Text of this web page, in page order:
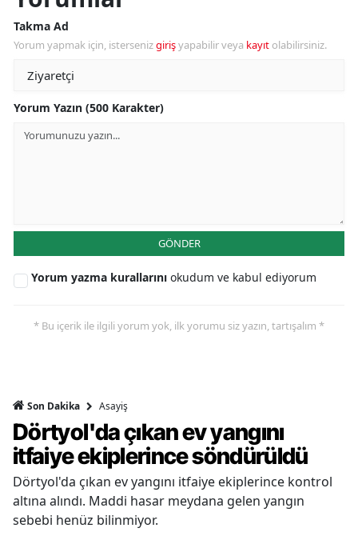
Takma Ad
Yorum yapmak için, istersenizgirişyapabilir veya kayıt olabilirsiniz.
Yorum Yazın (500 Karakter)
GÖNDER
Yorum yazma kurallarını okudum ve kabul ediyorum
* Bu içerik ile ilgili yorum yok, ilk yorumu siz yazın, tartışalım *
Son Dakika Asayiş
Dörtyol'da çıkan ev yangını
itfaiye ekiplerince söndürüldü
Dörtyol'da çıkan ev yangını itfaiye ekiplerince kontrol
altına alındı. Maddi hasar meydana gelen yangın
sebebi henüz bilinmiyor.